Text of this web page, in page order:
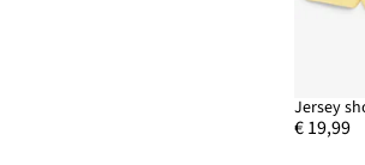
€ 19,99